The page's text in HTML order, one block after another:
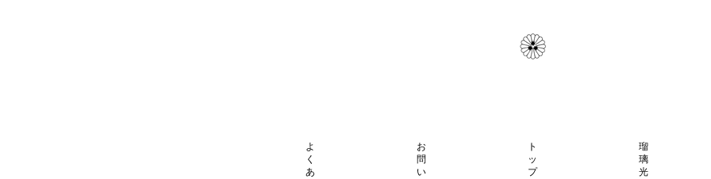
よ
く
あ
お
問
い
ト
ッ
プ
瑠
璃
光